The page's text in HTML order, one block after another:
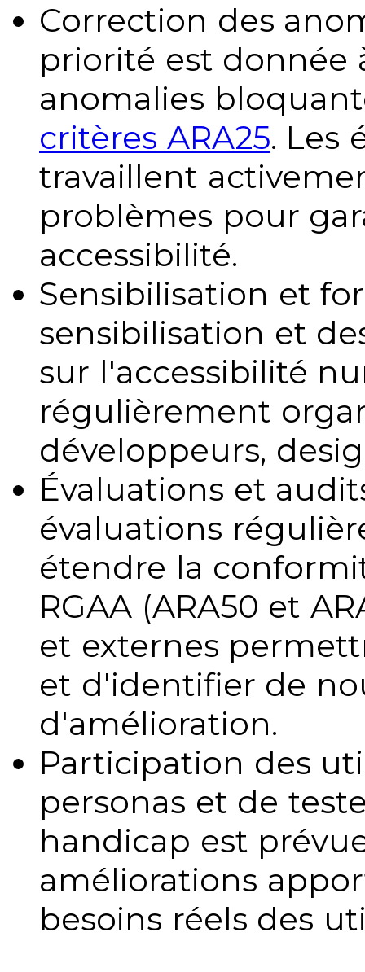
Correction des
priorité est donnée
anomalies
critères ARA25. Les
travaillent
problèmes pour
accessibilité.
Sensibilisation et
sensibilisation et
sur l'accessibilité
régulièrement
développeurs,
Évaluations et
évaluations
étendre la
RGAA (ARA50 et
et externes
et d'identifier de
d'amélioration.
Participation des
personas et de
handicap est
améliorations
besoins réels des